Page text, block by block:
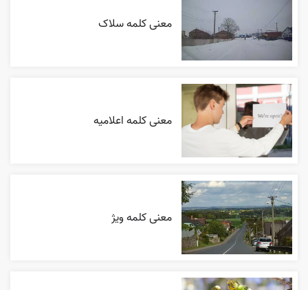
معنی کلمه سلاک
معنی کلمه اعلاميه
معنی کلمه ویژ